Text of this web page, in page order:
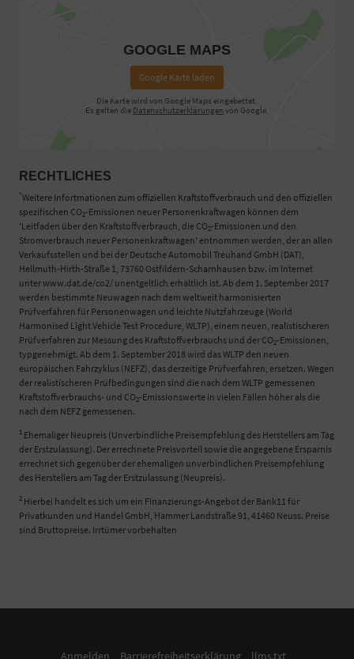
GOOGLE MAPS
Google Karte laden
Die Karte wird von Google Maps eingebettet.
Es gelten die Datenschutzerklärungen von Google.
RECHTLICHES
*Weitere Infortmationen zum offiziellen Kraftstoffverbrauch und den offiziellen
spezifischen CO2-Emissionen neuer Personenkraftwagen können dem
'Leitfaden über den Kraftstoffverbrauch, die CO2-Emissionen und den
Stromverbrauch neuer Personenkraftwagen' entnommen werden, der an allen
Verkaufsstellen und bei der Deutsche Automobil Treuhand GmbH (DAT),
Hellmuth-Hirth-Straße 1, 73760 Ostfildern-Scharnhausen bzw. im Internet
unter www.dat.de/co2/ unentgeltlich erhältlich ist. Ab dem 1. September 2017
werden bestimmte Neuwagen nach dem weltweit harmonisierten
Prüfverfahren für Personenwagen und leichte Nutzfahrzeuge (World
Harmonised Light Vehicle Test Procedure, WLTP), einem neuen, realistischeren
Prüfverfahren zur Messung des Kraftstoffverbrauchs und der CO2-Emissionen,
typgenehmigt. Ab dem 1. September 2018 wird das WLTP den neuen
europäischen Fahrzyklus (NEFZ), das derzeitige Prüfverfahren, ersetzen. Wegen
der realistischeren Prüfbedingungen sind die nach dem WLTP gemessenen
Kraftstoffverbrauchs- und CO2-Emissionswerte in vielen Fällen höher als die
nach dem NEFZ gemessenen.
1 Ehemaliger Neupreis (Unverbindliche Preisempfehlung des Herstellers am Tag
der Erstzulassung). Der errechnete Preisvorteil sowie die angegebene Ersparnis
errechnet sich gegenüber der ehemaligen unverbindlichen Preisempfehlung
des Herstellers am Tag der Erstzulassung (Neupreis).
2 Hierbei handelt es sich um ein Finanzierungs-Angebot der Bank11 für
Privatkunden und Handel GmbH, Hammer Landstraße 91, 41460 Neuss. Preise
sind Bruttopreise. Irrtümer vorbehalten
Anmelden Barrierefreiheitserklärung llms.txt